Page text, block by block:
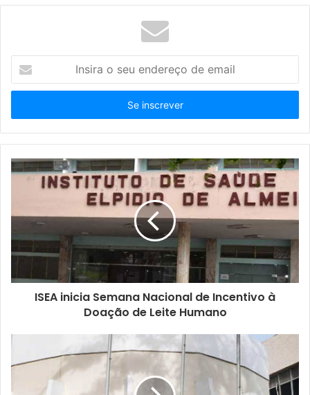
s
r
a
s
e
e
e
m
ISEA inicia Semana Nacional de Incentivo à
Doação de Leite Humano